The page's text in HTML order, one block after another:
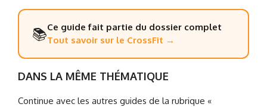
📚Ce guide fait partie du dossier complet
Tout savoir sur le CrossFit →
DANS LA MÊME THÉMATIQUE
Continue avec les autres guides de la rubrique «